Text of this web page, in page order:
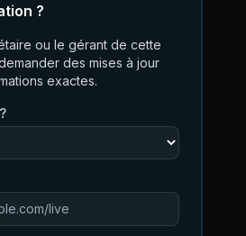
?
ou le gérant de cette
des mises à jour
exactes.